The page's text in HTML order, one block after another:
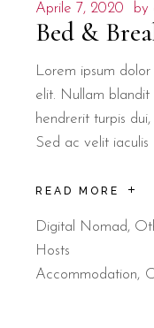
Aprile 7, 2020 by
Bed &
Lorem ipsum
elit. Nullam blandit
hendrerit turpis
Sed ac velit iaculis
READ MORE
Digital Nomad,
Hosts
Accommodation